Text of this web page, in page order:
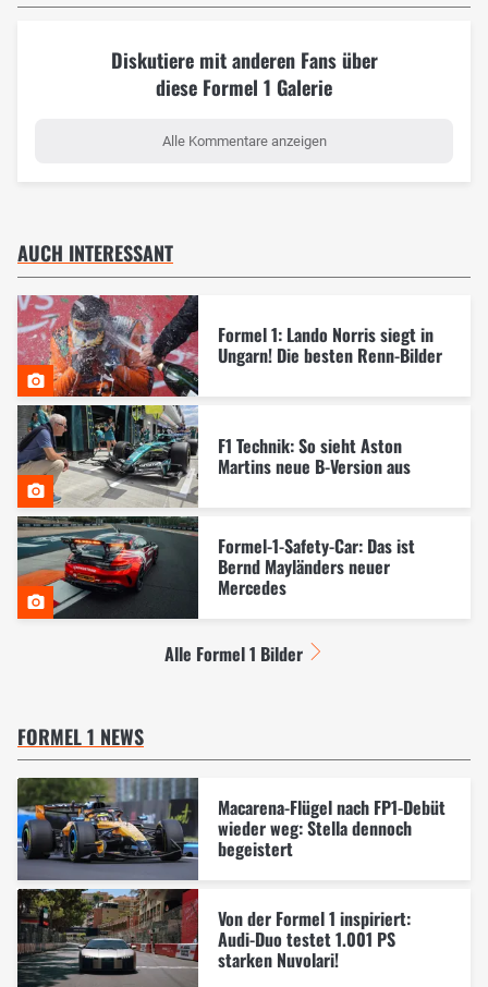
Diskutiere mit anderen Fans über
diese Formel 1 Galerie
Alle Kommentare anzeigen
AUCH INTERESSANT
Formel 1: Lando Norris siegt in
Ungarn! Die besten Renn-Bilder
F1 Technik: So sieht Aston
Martins neue B-Version aus
Formel-1-Safety-Car: Das ist
Bernd Mayländers neuer
Mercedes
Alle Formel 1 Bilder
FORMEL 1 NEWS
Macarena-Flügel nach FP1-Debüt
wieder weg: Stella dennoch
begeistert
Von der Formel 1 inspiriert:
Audi-Duo testet 1.001 PS
starken Nuvolari!